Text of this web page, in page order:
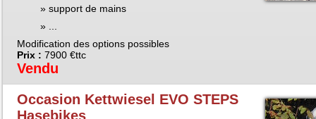
support de mains
Modification des options possibles
Prix : 7900 €ttc
Vendu
Occasion Kettwiesel EVO STEPS
Hasebikes